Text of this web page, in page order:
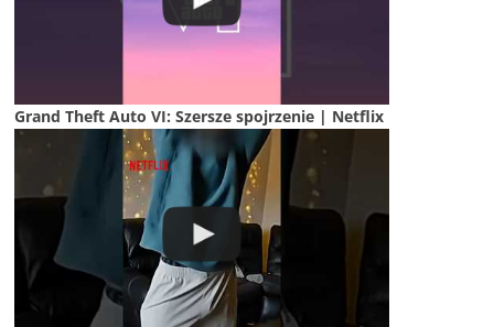
Grand Theft Auto VI: Szersze spojrzenie | Netflix